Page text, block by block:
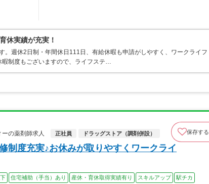
休実績が充実！
。週休2日制・年間休日111日、有給休暇も申請がしやすく、ワークライフ
制度もございますので、ライフステ…
の薬剤師求人
正社員 ドラッグストア（調剤併設） 保存する
制度充実♪お休みが取りやすくワークライ
住宅補助（手当）あり 産休・育休取得実績有り スキルアップ
駅チカ